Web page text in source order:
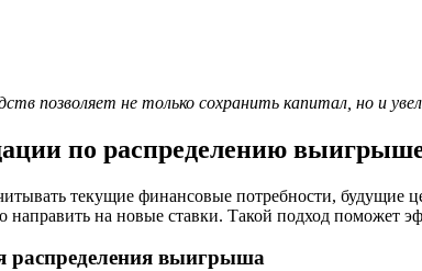
позволяет не только сохранить капитал, но и
по распределению
текущие финансовые потребности, будущие
направить на новые ставки. Такой подход поможет
распределения выигрыша